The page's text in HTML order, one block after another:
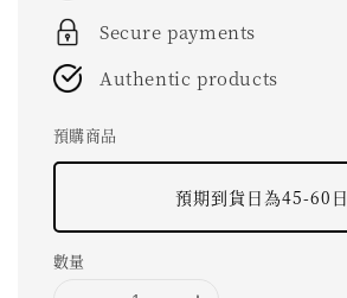
Secure payments
Authentic products
預購商品
預期到貨日為45-60日
數量